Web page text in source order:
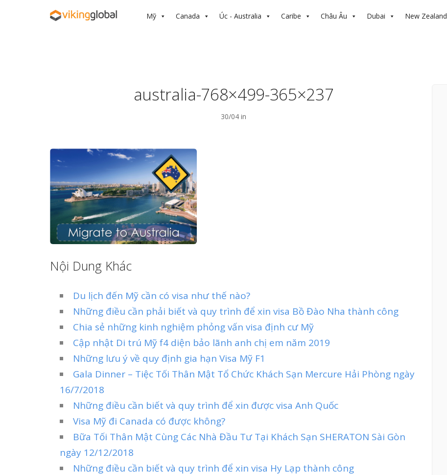
Mỹ Canada Úc - Australia Caribe Châu Âu Dubai New Zealand
australia-768×499-365×237
30/04 in
Nội Dung Khác
Du lịch đến Mỹ cần có visa như thế nào?
Những điều cần phải biết và quy trình để xin visa Bồ Đào Nha thành công
Chia sẻ những kinh nghiệm phỏng vấn visa định cư Mỹ
Cập nhật Di trú Mỹ f4 diện bảo lãnh anh chị em năm 2019
Những lưu ý về quy định gia hạn Visa Mỹ F1
Gala Dinner – Tiệc Tối Thân Mật Tổ Chức Khách Sạn Mercure Hải Phòng ngày
16/7/2018
Những điều cần biết và quy trình để xin được visa Anh Quốc
Visa Mỹ đi Canada có được không?
Bữa Tối Thân Mật Cùng Các Nhà Đầu Tư Tại Khách Sạn SHERATON Sài Gòn
ngày 12/12/2018
Những điều cần biết và quy trình để xin visa Hy Lạp thành công